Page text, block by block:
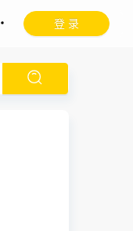
登 录